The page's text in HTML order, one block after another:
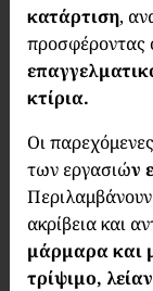
κατάρτιση,
προσφέροντας
κτίρια.
Οι
των εργασιών
Περιλαμβάνουν
ακρίβεια και
μάρμαρα και
τρίψιμο,